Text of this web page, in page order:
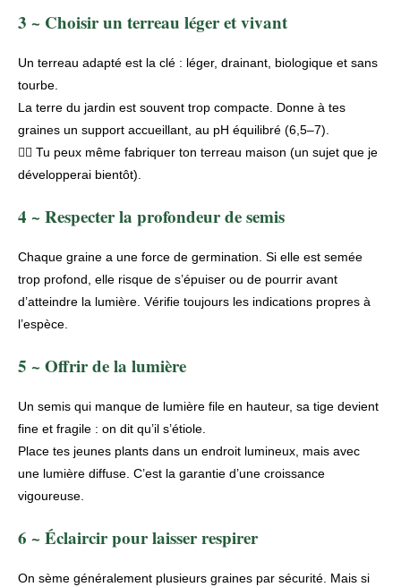
3 ~ Choisir un terreau léger et vivant
Un terreau adapté est la clé : léger, drainant, biologique et sans
tourbe.
La terre du jardin est souvent trop compacte. Donne à tes
graines un support accueillant, au pH équilibré (6,5–7).
👉🏽 Tu peux même fabriquer ton terreau maison (un sujet que je
développerai bientôt).
4 ~ Respecter la profondeur de semis
Chaque graine a une force de germination. Si elle est semée
trop profond, elle risque de s’épuiser ou de pourrir avant
d’atteindre la lumière. Vérifie toujours les indications propres à
l’espèce.
5 ~ Offrir de la lumière
Un semis qui manque de lumière file en hauteur, sa tige devient
fine et fragile : on dit qu’il s’étiole.
Place tes jeunes plants dans un endroit lumineux, mais avec
une lumière diffuse. C’est la garantie d’une croissance
vigoureuse.
6 ~ Éclaircir pour laisser respirer
On sème généralement plusieurs graines par sécurité. Mais si